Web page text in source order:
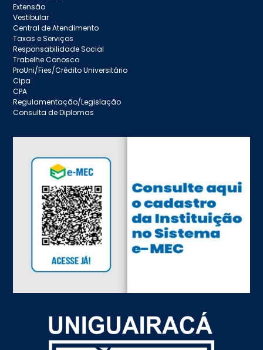
Extensão
Vestibular
Central de Atendimento
Taxas e Serviços
Responsabilidade Social
Trabelhe Conosco
ProUni/Fies/Crédito Universitário
Cipa
CPA
Regulamentação/Legislação
Consulta de Diplomas